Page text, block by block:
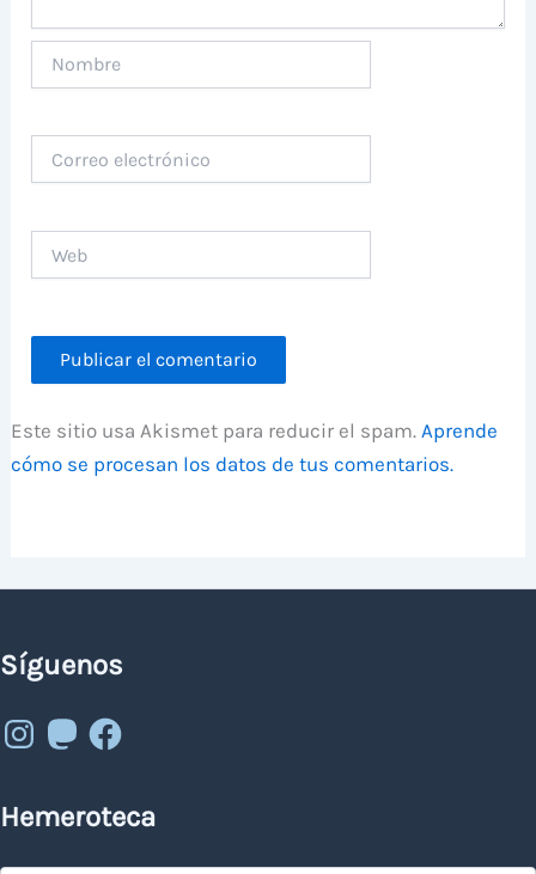
electrónico
Este sitio usa Akismet para reducir el spam.Aprende
cómo se procesan los datos de tus comentarios.
Síguenos
Instagram
MastodonFacebook
Hemeroteca